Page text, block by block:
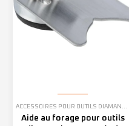
Aide au forage pour outils